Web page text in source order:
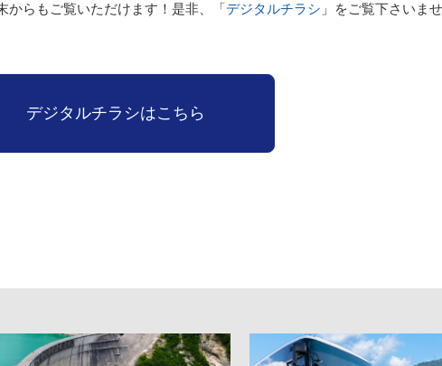
からもご覧いただけます！是非、「デジタルチラシ 」をご覧下さいま
デジタルチラシはこちら